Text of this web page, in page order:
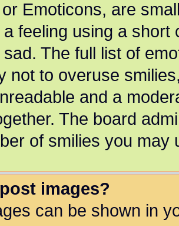
Emoticons, are
feeling using a short
The full list of
not to overuse
and a
The board
of smilies you may
images?
can be shown in